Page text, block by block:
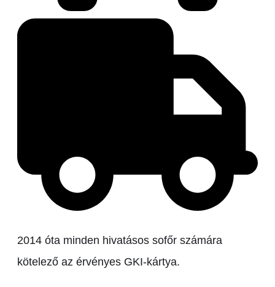
2014 óta minden hivatásos sofőr számára
kötelező az érvényes GKI-kártya.